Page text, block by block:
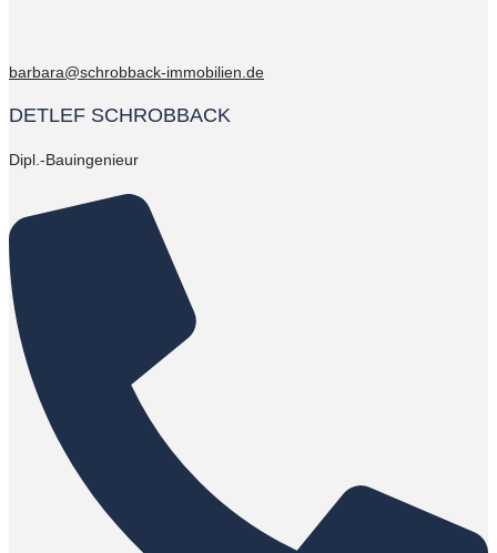
barbara@schrobback-immobilien.de
DETLEF SCHROBBACK
Dipl.-Bauingenieur